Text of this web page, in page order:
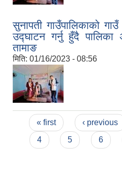
सुनापती गाउँपालिकाको
उद्घाटन गर्नु हुँदै पालिका
तामाङ
मिति: 01/16/2023 - 08:56
Pages
« first ‹ previous
4
5 6